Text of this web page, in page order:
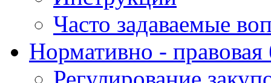
Часто задаваемые
Нормативно - правовая